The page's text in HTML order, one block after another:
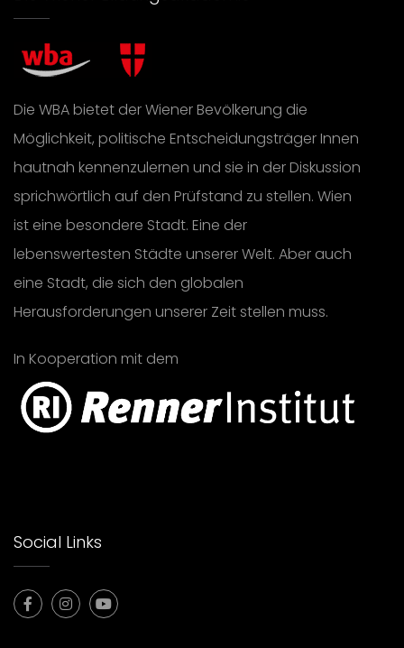
Die WBA bietet der Wiener Bevölkerung die
Möglichkeit, politische Entscheidungsträger Innen
hautnah kennenzulernen und sie in der Diskussion
sprichwörtlich auf den Prüfstand zu stellen. Wien
ist eine besondere Stadt. Eine der
lebenswertesten Städte unserer Welt. Aber auch
eine Stadt, die sich den globalen
Herausforderungen unserer Zeit stellen muss.
In Kooperation mit dem
Social Links